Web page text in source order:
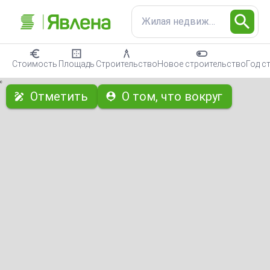
Жилая недвижимость
Стоимость Площадь СтроительствоНовое строительствоГод
с
Отметить О том, что вокруг